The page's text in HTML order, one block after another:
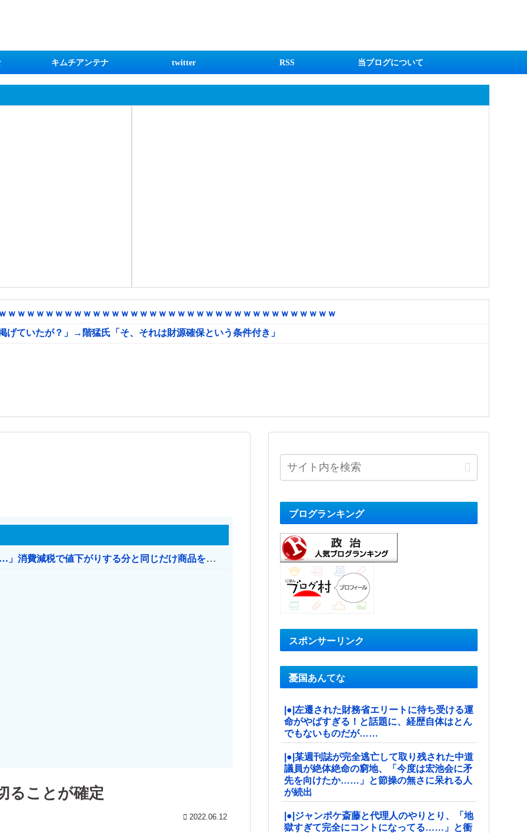
キムチアンテナ twitter RSS 当ブログについて
ｗｗｗｗｗｗｗｗｗｗｗｗｗｗｗｗｗｗｗｗｗｗｗｗｗｗｗｗｗｗｗｗｗｗ
ていたが？」→階猛氏「そ、それは財源確保という条件付き」
【消費税率1％】 「下げるのが筋なんですけど…」消費減税で値下がりする分と同じだけ商品を値上げして店頭価格を変えない店も
ることが確定
2022.06.12
ブログランキング
スポンサーリンク
憂国あんてな
|●|左遷された財務省エリートに待ち受ける運
命がやばすぎる！と話題に、経歴自体はとん
でもないものだが……
|●|某週刊誌が完全逃亡して取り残された中道
議員が絶体絶命の窮地、「今度は宏池会に矛
先を向けたか……」と節操の無さに呆れる人
が続出
|●|ジャンポケ斎藤と代理人のやりとり、「地
獄すぎて完全にコントになってる……」と衝